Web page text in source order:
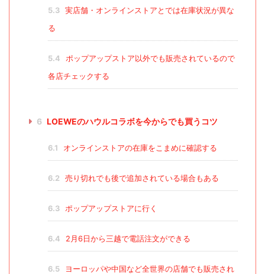
5.3
実店舗・オンラインストアとでは在庫状況が異な
る
5.4
ポップアップストア以外でも販売されているので
各店チェックする
6 LOEWEのハウルコラボを今からでも買うコツ
6.1 オンラインストアの在庫をこまめに確認する
6.2 売り切れでも後で追加されている場合もある
6.3 ポップアップストアに行く
6.4 2月6日から三越で電話注文ができる
6.5
ヨーロッパや中国など全世界の店舗でも販売され